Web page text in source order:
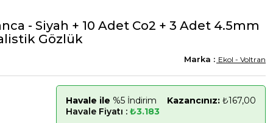
- Siyah + 10 Adet Co2 + 3 Adet 4.5mm
Gözlük
Ekol - Voltran
Havale ile %5 İndirim Kazancınız: ₺167,00
Havale Fiyatı : ₺3.183